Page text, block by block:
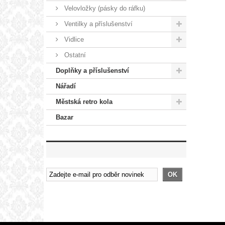
Velovložky (pásky do ráfku)
Ventilky a příslušenství
Vidlice
Ostatní
Doplňky a příslušenství
Nářadí
Městská retro kola
Bazar
OK